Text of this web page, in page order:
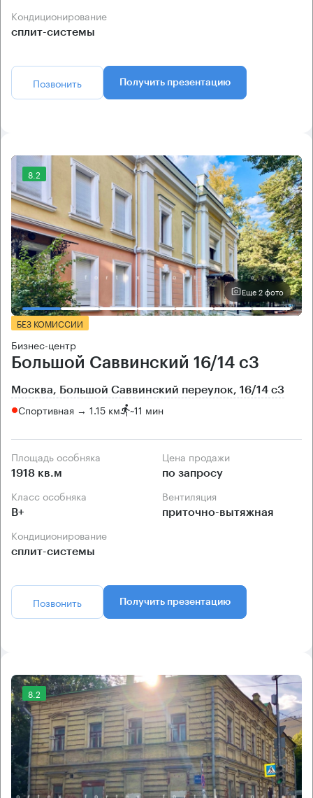
Кондиционирование
сплит-системы
Позвонить Получить презентацию
8.2
Еще 2 фото
БЕЗ КОМИССИИ
Бизнес-центр
Большой Саввинский 16/14 с3
Москва, Большой Саввинский переулок, 16/14 с3
Спортивная → 1.15 км ~11 мин
Площадь особняка
1918 кв.м
Цена продажи
по запросу
Класс особняка
B+
Вентиляция
приточно-вытяжная
Кондиционирование
сплит-системы
Позвонить Получить презентацию
8.2